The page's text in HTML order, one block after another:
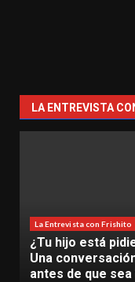
LA ENTREVISTA
La
La
TecNM